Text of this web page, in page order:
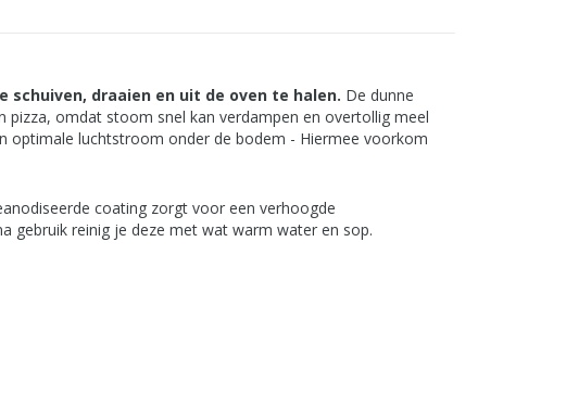
schuiven, draaien en uit de oven te halen. De dunne
omdat stoom snel kan verdampen en overtollig meel
optimale luchtstroom onder de bodem - Hiermee voorkom
coating zorgt voor een verhoogde
gebruik reinig je deze met wat warm water en sop.